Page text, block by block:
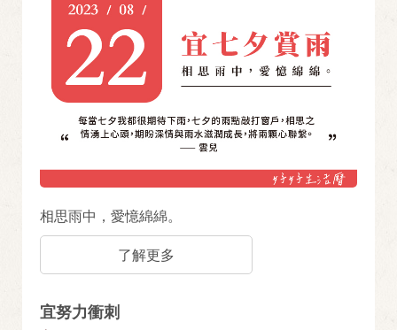
相思雨中，愛憶綿綿。
了解更多
宜努力衝刺